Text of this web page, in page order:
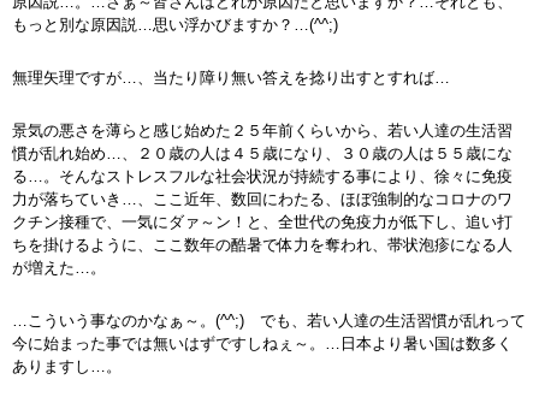
もっと別な原因説…思い浮かびますか？…(^^;)
無理矢理ですが…、当たり障り無い答えを捻り出すとすれば…
景気の悪さを薄らと感じ始めた２５年前くらいから、若い人達の生活習
慣が乱れ始め…、２０歳の人は４５歳になり、３０歳の人は５５歳にな
る…。そんなストレスフルな社会状況が持続する事により、徐々に免疫
力が落ちていき…、ここ近年、数回にわたる、ほぼ強制的なコロナのワ
クチン接種で、一気にダァ～ン！と、全世代の免疫力が低下し、追い打
ちを掛けるように、ここ数年の酷暑で体力を奪われ、帯状泡疹になる人
が増えた…。
…こういう事なのかなぁ～。(^^;) でも、若い人達の生活習慣が乱れって
今に始まった事では無いはずですしねぇ～。…日本より暑い国は数多く
ありますし…。